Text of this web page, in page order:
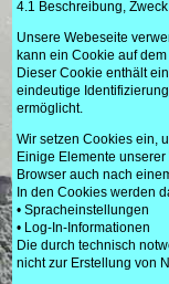
4.1 Beschreibung,
Unsere Webeseite
kann ein Cookie auf
Dieser Cookie enthält
eindeutige
ermöglicht.
Wir setzen Cookies ein,
Einige Elemente
Browser auch nach
In den Cookies werden
• Spracheinstellungen
• Log-In-Informationen
Die durch technisch
nicht zur Erstellung von